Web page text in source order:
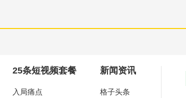
25条短视频套餐
入局痛点
新闻资讯
格子头条
业打造高端营销型网站。